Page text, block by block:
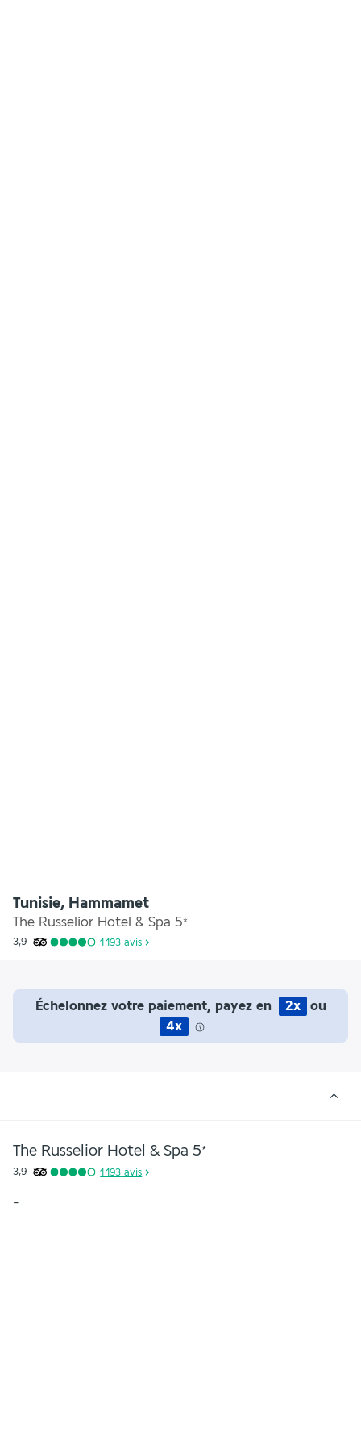
Tunisie, Hammamet
The Russelior Hotel & Spa 5*
3,9 1 193 avis
Échelonnez votre paiement, payez en 2x
ou
4x
The Russelior Hotel & Spa 5*
3,9 1 193 avis
-